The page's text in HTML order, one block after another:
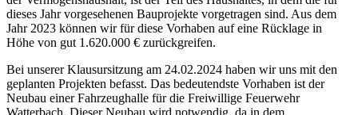
dieses Jahr vorgesehenen Bauprojekte vorgetragen sind. Aus dem
Jahr 2023 können wir für diese Vorhaben auf eine Rücklage in
Höhe von gut 1.620.000 € zurückgreifen.
Bei unserer Klausursitzung am 24.02.2024 haben wir uns mit den
geplanten Projekten befasst. Das bedeutendste Vorhaben ist der
Neubau einer Fahrzeughalle für die Freiwillige Feuerwehr
Watterbach. Dieser Neubau wird notwendig, da in dem